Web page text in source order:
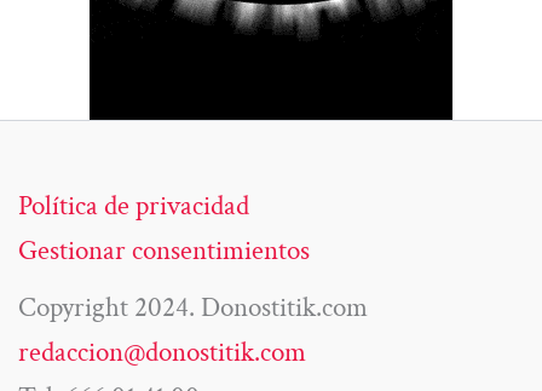
Política de privacidad
Gestionar consentimientos
Copyright 2024. Donostitik.com
redaccion@donostitik.com